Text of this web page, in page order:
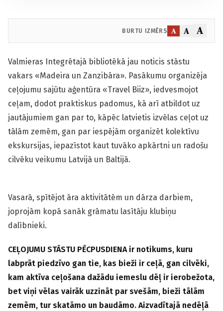
BURTU IZMĒRS A A A
Valmieras Integrētajā bibliotēkā jau noticis stāstu
vakars «Madeira un Zanzibāra». Pasākumu organizēja
ceļojumu sajūtu aģentūra «Travel Biiz», iedvesmojot
ceļam, dodot praktiskus padomus, kā arī atbildot uz
jautājumiem gan par to, kāpēc latvietis izvēlas ceļot uz
tālām zemēm, gan par iespējām organizēt kolektīvu
ekskursijas, iepazīstot kaut tuvāko apkārtni un radošu
cilvēku veikumu Latvijā un Baltijā.
Vasarā, spītējot āra aktivitātēm un dārza darbiem,
joprojām kopā sanāk grāmatu lasītāju klubiņu
dalībnieki.
CEĻOJUMU STĀSTU PĒCPUSDIENA ir notikums, kuru
labprāt piedzīvo gan tie, kas bieži ir ceļā, gan cilvēki,
kam aktīva ceļošana dažādu iemeslu dēļ ir ierobežota,
bet viņi vēlas vairāk uzzināt par svešām, bieži tālām
zemēm, tur skatāmo un baudāmo. Aizvadītajā nedēļā